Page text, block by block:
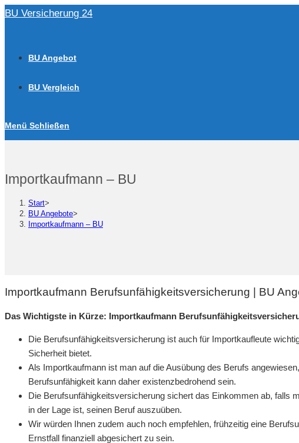
Zum
BU Versicherung 24
BU Angebot
BU Vergleich
Menü Schließen
Importkaufmann – BU
Start>
BU Angebote>
Importkaufmann – BU
Importkaufmann Berufsunfähigkeitsversicherung | BU
Das Wichtigste in Kürze: Importkaufmann
Die Berufsunfähigkeitsversicherung ist auch für Importkaufleute
Sicherheit bietet.
Als Importkaufmann ist man auf die Ausübung des Berufs
Berufsunfähigkeit kann daher existenzbedrohend sein.
Die Berufsunfähigkeitsversicherung sichert das Einkommen ab, falls
in der Lage ist, seinen Beruf auszuüben.
Wir würden Ihnen zudem auch noch empfehlen, frühzeitig eine
Ernstfall finanziell abgesichert zu sein.